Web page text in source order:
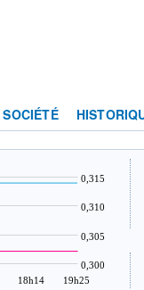
SOCIÉTÉ
18h14 19h25
0,300
0,305
0,310
0,315